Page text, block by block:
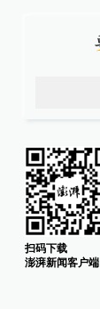
扫码下载
澎湃新闻客户端